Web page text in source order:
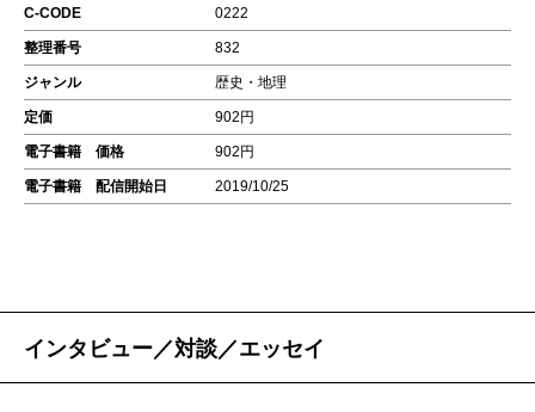
C-CODE 0222
整理番号 832
ジャンル 歴史・地理
定価 902円
電子書籍 価格 902円
電子書籍 配信開始日 2019/10/25
インタビュー／対談／エッセイ